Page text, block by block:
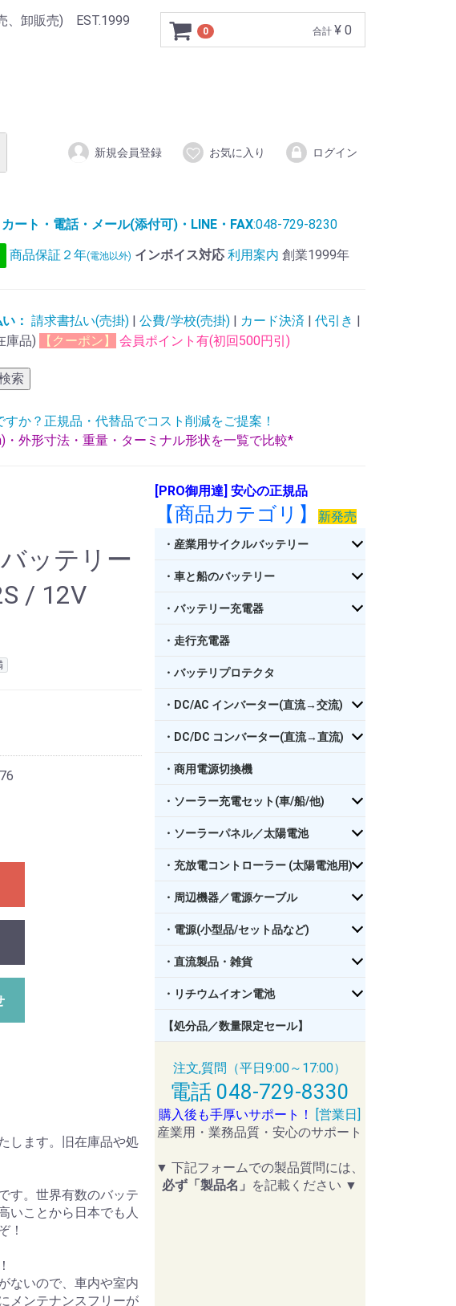
、卸販売) EST.1999
0 合計 ¥ 0
新規会員登録 お気に入り ログイン
ート・電話・メール(添付可)・LINE・FAX:048-729-8230
商品保証２年(電池以外) インボイス対応 利用案内 創業1999年
： 請求書払い(売掛) | 公費/学校(売掛) | カード決済 | 代引き |
庫品) 【クーポン】 会員ポイント有(初回500円引)
索
か？正規品・代替品でコスト削減をご提案！
外形寸法・重量・ターミナル形状を一覧で比較*
ッテリー
/ 12V
します。旧在庫品や処
す。世界有数のバッテ
いことから日本でも人
！
ないので、車内や室内
メンテナンスフリーが
[PRO御用達] 安心の正規品
【商品カテゴリ】 新発売
・産業用サイクルバッテリー
・車と船のバッテリー
・バッテリー充電器
・走行充電器
・バッテリプロテクタ
・DC/AC インバーター(直流→交流)
・DC/DC コンバーター(直流→直流)
・商用電源切換機
・ソーラー充電セット(車/船/他)
・ソーラーパネル／太陽電池
・充放電コントローラー (太陽電池用)
・周辺機器／電源ケーブル
・電源(小型品/セット品など)
・直流製品・雑貨
・リチウムイオン電池
【処分品／数量限定セール】
注文,質問（平日9:00～17:00）
電話 048-729-8330
購入後も手厚いサポート！
[営業日]
産業用・業務品質・安心のサポート
▼ 下記フォームでの製品質問には、
必ず「製品名」 を記載ください ▼